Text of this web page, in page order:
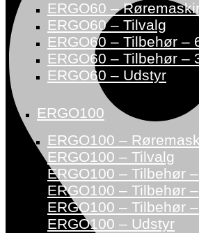
ERGO60 –
ERGO60 – Tilvalg
ERGO60 – Tilbehør –
ERGO60 – Tilbehør –
ERGO60 – Udstyr
ERGO100
ERGO100 –
ERGO100 – Tilvalg
ERGO100 – Tilbehør
ERGO100 – Tilbehør
ERGO100 – Tilbehør
ERGO100 – Udstyr